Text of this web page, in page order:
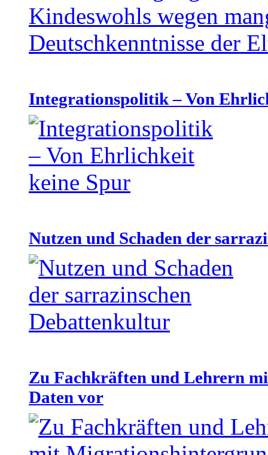
Integrationspolitik – Von
Nutzen und Schaden der
Zu Fachkräften und Lehrern
Daten vor